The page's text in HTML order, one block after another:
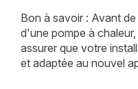
Bon à savoir : Avant
d'une pompe à
assurer que votre
et adaptée au nouvel